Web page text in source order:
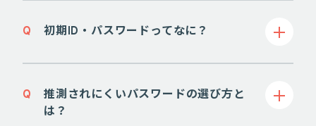
Q 初期ID・パスワードってなに？
Q
推測されにくいパスワードの選び方と
は？